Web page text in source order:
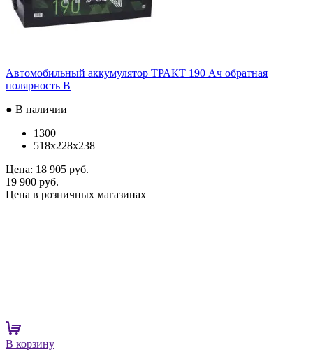
Автомобильный аккумулятор ТРАКТ 190 Ач обратная
полярность B
● В наличии
1300
518x228x238
Цена: 18 905 руб.
19 900 руб.
Цена в розничных магазинах
В корзину